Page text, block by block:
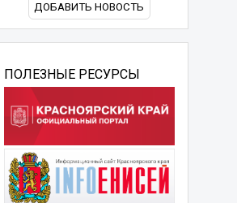
ДОБАВИТЬ НОВОСТЬ
ПОЛЕЗНЫЕ РЕСУРСЫ